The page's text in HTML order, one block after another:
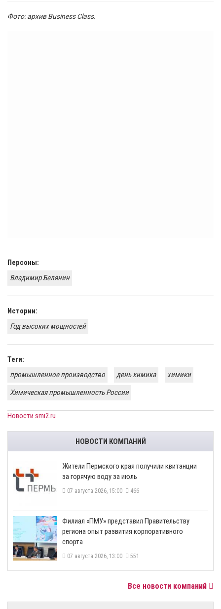
Фото: архив Business Class.
Персоны:
Владимир Белянин
Истории:
Год высоких мощностей
Теги:
промышленное производство
день химика
химики
Химическая промышленность России
Новости smi2.ru
НОВОСТИ КОМПАНИЙ
​Жители Пермского края получили квитанции
за горячую воду за июль
07 августа 2026, 15:00 466
​Филиал «ПМУ» представил Правительству
региона опыт развития корпоративного
спорта
07 августа 2026, 13:00 551
Все новости компаний